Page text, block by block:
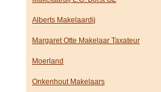
Alberts Makelaardij
Margaret Otte Makelaar Taxateur
Moerland
Onkenhout Makelaars